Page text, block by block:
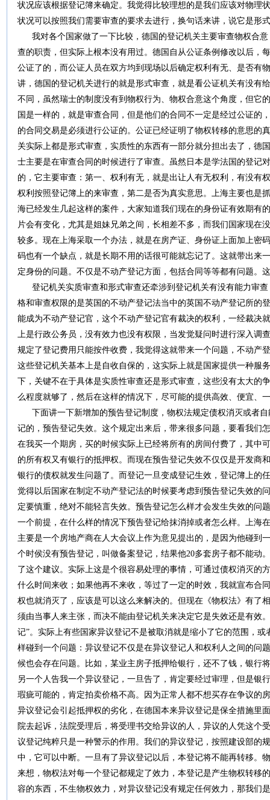
状况应该根据登记簿来确定。我觉得比较理想的是我们应该对物理
状况可以按照我们需要审查的要求去进行，换句话来讲，说它是形
我对各个国家做了一下比较，德国的登记机关主要审查物权合意
查的职责，但实际上根本没有用过。德国自从公证条例修改以后，
公证了的，而公证人员在双方均到现场以后确定权利有无、是否有
讲，德国的登记机关进行的就是形式审查，就是看公证机关有没有
不同，虽然瑞士的制度没有到物权行为、物权合意这个角度，但它
国是一样的，就是审查合同，但是他们的合同不一定是经过公证的
的合同交易是必须进行公证的。公证已经证明了物权转移的意思的
关实际上都是形式审查，实质性的东西有一部分就分担出去了，德
士主要是在审查合同的时候进行了审查。虽然日本是学法国的登记
的，它主要审查：第一、权利有无，就是出让人有无权利，有没有
权利按照登记簿上的来审查，第二是否为真实意思。上海主要也是
海已经发生几起这样的案件，大家知道我们现在的身份证有效期有
片会有变化，尤其是姐妹兄弟之间，长相差不多，而我们国家现在
较多。现在上海采取一个办法，就是在房产证、身份证上面加上密
码也有一个缺点，就是长期不用的话很可能就忘记了。这就带出来
定身份的问题。不仅是不动产登记方面，包括合同等等都有问题。
登记机关实质审查和形式审查还牵涉到登记机关有没有能力审查
格和审查权限的是英国的不动产登记法当中的英国不动产登记所的
能成为不动产登记官，这个不动产登记官有裁决的权利，一经裁决
上是行政公务员，没有效力也没有权限，当发觉疑问时进行深入调
规定了登记费用只能按件收费，我觉得这就带来一个问题，不动产
这些登记机关基本上是自收自保的，这实际上就是国家提供一种服
下，关键不在于具体是实质性审查还是形式审查，这些没有太大的
么程度就够了，然后在这样的情况下，尽可能的提供高效、便宜、
下面讲一下新增加的预告登记制度，物权法规定债权消灭或者自
记的，预告登记失效。这个规定出来后，带来很多问题，要看我们
在我买一个期房，买的时候实际上已经将所有的房间付费了，其中
的所有权又有银行的抵押权。而现在预告登记失效不仅仅是开发商
银行的债权就发生问题了。而登记一旦变成登记生效，登记簿上的
觉得以后国家在制定不动产登记法的时候要考虑到预告登记失效的
定要慎重，绝对不能轻言失效。预告登记怎么样才会发生失效的问
一个前提，在什么样的情况下预告登记给抹消掉或者怎么样。上海
主要是一个房地产商在人大会议上作为意见提出的，是因为他碰到
个时侯没有预告登记，叫做备案登记，结果他20多套房子都不能动
了这个建议。实际上这是个很容易处理的事情，可通过债权消灭的
什么时间来收；如果他再不来收，等过了一定的时效，我就宣布合
权也就消灭了，应该是可以这么来解决的。但现在《物权法》有了
须由当事人来主张，而决不能由登记机关来决定它是失效还是有效
记”。实际上有些国家异议登记不是被取消就是缩小了它的范围，
样碰到一个问题：异议登记不仅是在异议登记人和权利人之间的问
候也会存在问题。比如，某业主房子抵押给银行，还不了钱，银行
另一个人告我一个异议登记，一旦告了，肯定要经过审理，但是银
瑕疵可能的，肯定拍卖价格不高。因为正常人都不想买存在争议的
异议登记会引起抵押权的劣化，在德国本来异议登记是保全措施里
院去起诉，法院受理后，将受理书交给异议的人，异议的人凭这个
议登记纯粹只是一种警示的作用。我们的异议登记，按照建设部的
中，它可以中断。一旦有了异议登记以后，本登记将不能再转移。
来想，物权法对每一个登记都规定了效力，本登记是产生物权转移
容的东西，不生物权效力，对异议登记没有规定任何效力，那我们